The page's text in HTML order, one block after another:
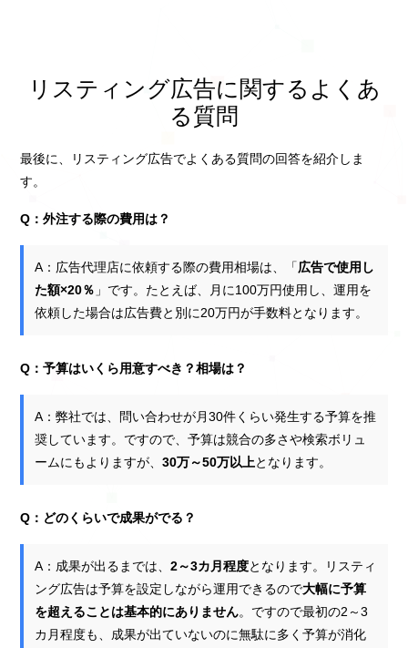
リスティング広告に関するよくあ
る質問
最後に、リスティング広告でよくある質問の回答を紹介しま
す。
Q：外注する際の費用は？
A：広告代理店に依頼する際の費用相場は、「広告で使用し
た額×20％ 」です。たとえば、月に100万円使用し、運用を
依頼した場合は広告費と別に20万円が手数料となります。
Q：予算はいくら用意すべき？相場は？
A：弊社では、問い合わせが月30件くらい発生する予算を推
奨しています。ですので、予算は競合の多さや検索ボリュ
ームにもよりますが、30万～50万以上となります。
Q：どのくらいで成果がでる？
A：成果が出るまでは、2～3カ月程度となります。リスティ
ング広告は予算を設定しながら運用できるので大幅に予算
を超えることは基本的にありません。ですので最初の2～3
カ月程度も、成果が出ていないのに無駄に多く予算が消化